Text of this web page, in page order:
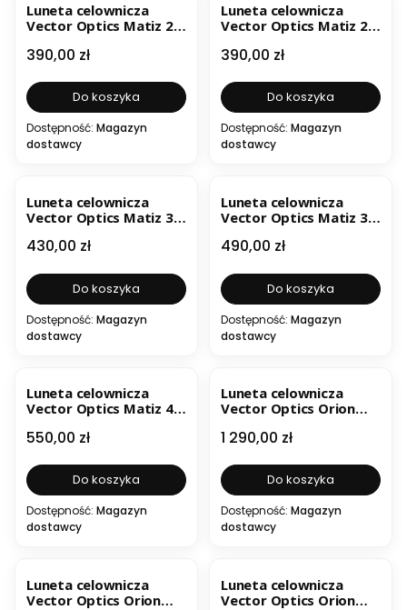
Luneta celownicza
Vector Optics Matiz 2-
Cena
390,00 zł
Do koszyka
Dostępność: Magazyn
dostawcy
Luneta celownicza
Vector Optics Matiz 2-
Cena
390,00 zł
Do koszyka
Dostępność: Magazyn
dostawcy
Luneta celownicza
Vector Optics Matiz 3-
Cena
430,00 zł
Do koszyka
Dostępność: Magazyn
dostawcy
Luneta celownicza
Vector Optics Matiz 3-
Cena
490,00 zł
Do koszyka
Dostępność: Magazyn
dostawcy
Luneta celownicza
Vector Optics Matiz 4-
Cena
550,00 zł
Do koszyka
Dostępność: Magazyn
dostawcy
Luneta celownicza
Vector Optics Orion
Cena
1 290,00 zł
Do koszyka
Dostępność: Magazyn
dostawcy
Luneta celownicza
Vector Optics Orion
Luneta celownicza
Vector Optics Orion